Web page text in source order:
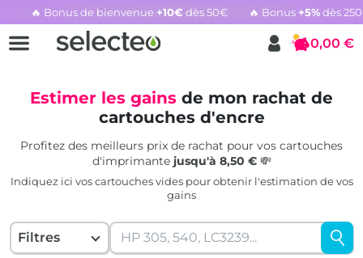
🔥 Bonus de bienvenue +10€ dès 50€ 🔥 Bonus +5%dès
Rachat cartouche vide, voir l'offre promotionnelle
Panier
0,00 €
Estimer les gains de mon rachat de
cartouches d'encre
Profitez des meilleurs prix de rachat pour vos cartouches
d'imprimante jusqu'à 8,50 €💸
Indiquez ici vos cartouches vides pour obtenir l'estimation de vos
gains
Filtres